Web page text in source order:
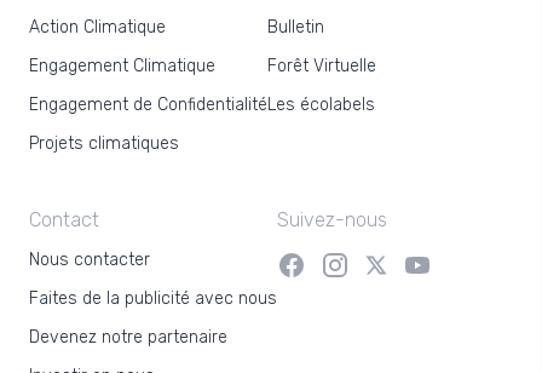
Action Climatique
Engagement Climatique
Engagement de Confidentialité
Projets climatiques
Bulletin
Forêt Virtuelle
Les écolabels
Contact
Nous contacter
Faites de la publicité avec nous
Devenez notre partenaire
Suivez-nous